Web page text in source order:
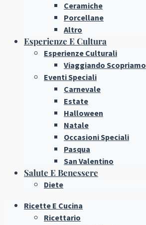
Ceramiche
Porcellane
Altro
Esperienze E Cultura
Esperienze Culturali
Viaggiando Scopriamo
Eventi Speciali
Carnevale
Estate
Halloween
Natale
Occasioni Speciali
Pasqua
San Valentino
Salute E Benessere
Diete
Ricette E Cucina
Ricettario